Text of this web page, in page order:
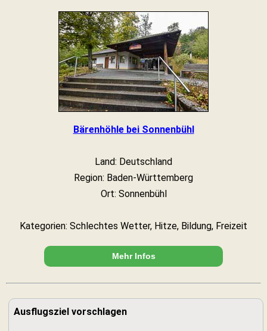
Bärenhöhle bei Sonnenbühl
Land: Deutschland
Region: Baden-Württemberg
Ort: Sonnenbühl
Kategorien: Schlechtes Wetter, Hitze, Bildung, Freizeit
Mehr Infos
Ausflugsziel vorschlagen